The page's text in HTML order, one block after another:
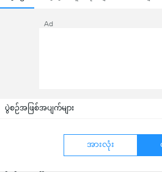
Ad
ပွဲစဉ်အဖြစ်အပျက်များ
အားလုံး